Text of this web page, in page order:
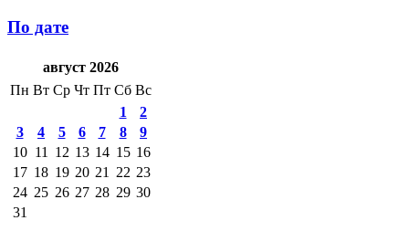
По дате
август 2026
Пн Вт Ср Чт Пт Сб Вс
1
2
3
4 5 6 7 8
9
10 11 12 13 14 15 16
17 18 19 20 21 22 23
24 25 26 27 28 29 30
31